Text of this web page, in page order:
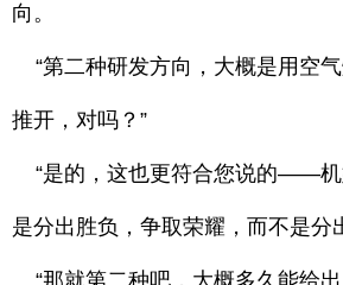
向。
“第二种研发方向，大概是用空
推开，对吗？”
“是的，这也更符合您说的——机
是分出胜负，争取荣耀，而不是分
“那就第二种吧，大概多久能给出